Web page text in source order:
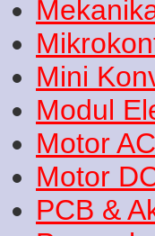
Mini
Modul
Motor AC
Motor
PCB &